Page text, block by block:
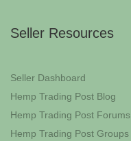
Seller Resources
Seller Dashboard
Hemp Trading Post Blog
Hemp Trading Post Forums
Hemp Trading Post Groups